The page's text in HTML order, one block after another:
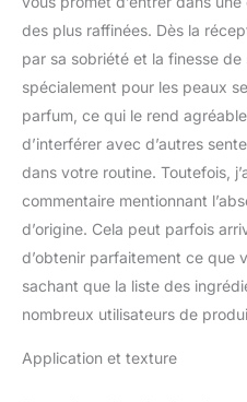
-
des plus raffinées. Dès la
par sa sobriété et la finesse
spécialement pour les peaux
parfum, ce qui le rend
d’interférer avec d’autres
dans votre routine. Toutefois,
commentaire mentionnant
d’origine. Cela peut parfois
d’obtenir parfaitement ce que
sachant que la liste des
nombreux utilisateurs de
Application et texture